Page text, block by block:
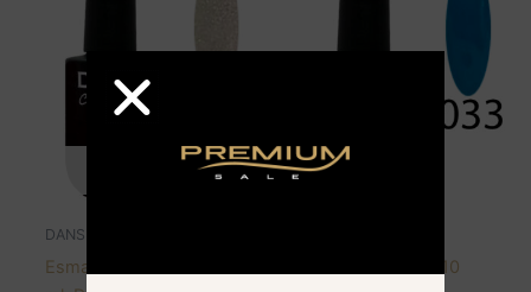
DANS
Esmalte color gel 10
Esmalte color gel 10